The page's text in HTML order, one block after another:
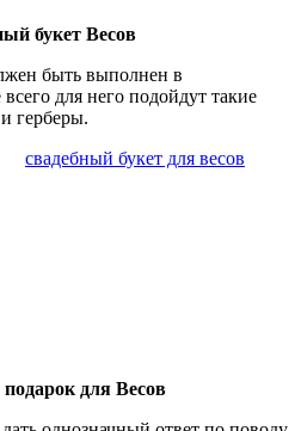
букет Весов
быть выполнен в
для него подойдут такие
герберы.
для Весов